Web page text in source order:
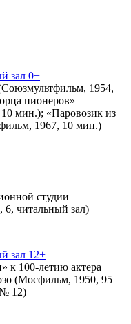
зал 0+
1954,
пионеров»
мин.); «Паровозик из
1967, 10 мин.)
студии
читальный зал)
зал 12+
к 100-летию актера
(Мосфильм, 1950, 95
№ 12)